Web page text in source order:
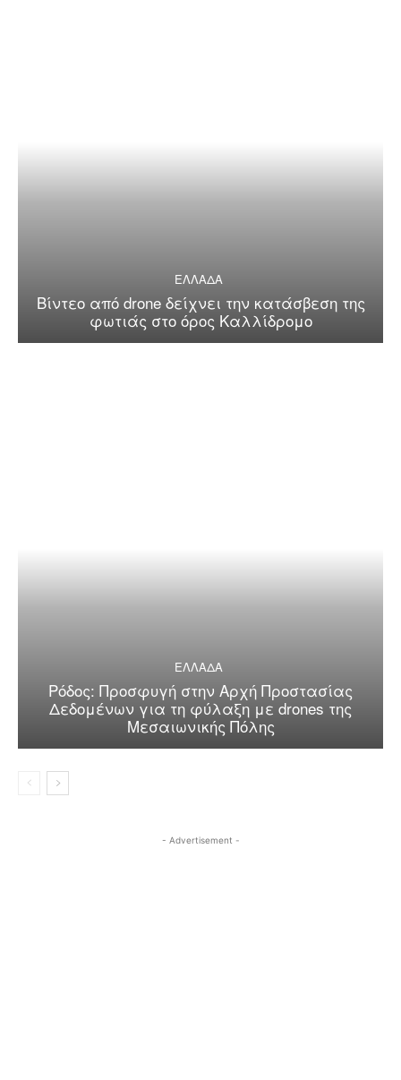
ΕΛΛΑΔΑ
Βίντεο από drone δείχνει την κατάσβεση της
φωτιάς στο όρος Καλλίδρομο
ΕΛΛΑΔΑ
Ρόδος: Προσφυγή στην Αρχή Προστασίας
Δεδομένων για τη φύλαξη με drones της
Μεσαιωνικής Πόλης
- Advertisement -